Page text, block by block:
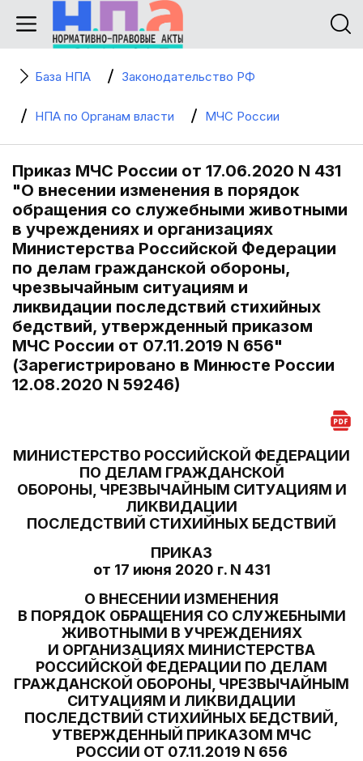
База НПА Законодательство РФ
НПА по Органам власти МЧС России
Приказ МЧС России от 17.06.2020 N 431
"О внесении изменения в порядок
обращения со служебными животными
в учреждениях и организациях
Министерства Российской Федерации
по делам гражданской обороны,
чрезвычайным ситуациям и
ликвидации последствий стихийных
бедствий, утвержденный приказом
МЧС России от 07.11.2019 N 656"
(Зарегистрировано в Минюсте России
12.08.2020 N 59246)
МИНИСТЕРСТВО РОССИЙСКОЙ ФЕДЕРАЦИИ
ПО ДЕЛАМ ГРАЖДАНСКОЙ
ОБОРОНЫ, ЧРЕЗВЫЧАЙНЫМ СИТУАЦИЯМ И
ЛИКВИДАЦИИ
ПОСЛЕДСТВИЙ СТИХИЙНЫХ БЕДСТВИЙ
ПРИКАЗ
от 17 июня 2020 г. N 431
О ВНЕСЕНИИ ИЗМЕНЕНИЯ
В ПОРЯДОК ОБРАЩЕНИЯ СО СЛУЖЕБНЫМИ
ЖИВОТНЫМИ В УЧРЕЖДЕНИЯХ
И ОРГАНИЗАЦИЯХ МИНИСТЕРСТВА
РОССИЙСКОЙ ФЕДЕРАЦИИ ПО ДЕЛАМ
ГРАЖДАНСКОЙ ОБОРОНЫ, ЧРЕЗВЫЧАЙНЫМ
СИТУАЦИЯМ И ЛИКВИДАЦИИ
ПОСЛЕДСТВИЙ СТИХИЙНЫХ БЕДСТВИЙ,
УТВЕРЖДЕННЫЙ ПРИКАЗОМ МЧС
РОССИИ ОТ 07.11.2019 N 656